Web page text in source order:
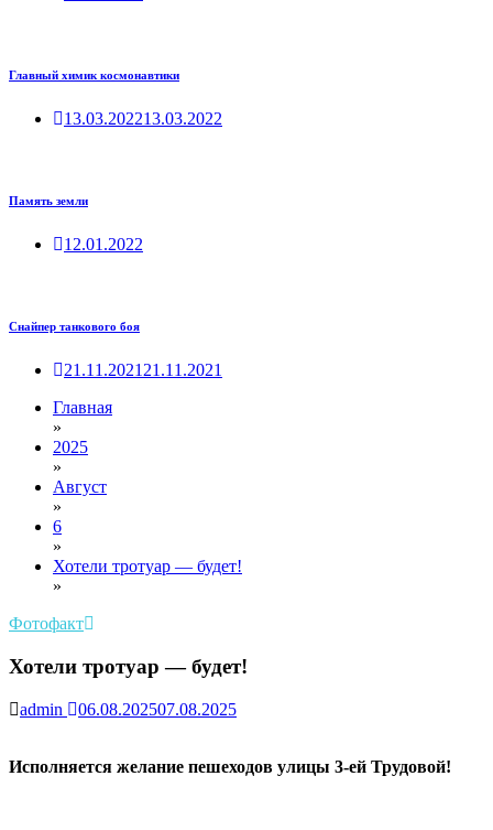
Главный химик космонавтики
13.03.202213.03.2022
Память земли
12.01.2022
Снайпер танкового боя
21.11.2021 21.11.2021
Главная
»
2025
»
Август
»
6
»
Хотели тротуар — будет!
»
Фотофакт
Хотели тротуар — будет!
admin 06.08.202507.08.2025
Исполняется желание пешеходов улицы 3-ей Трудовой!